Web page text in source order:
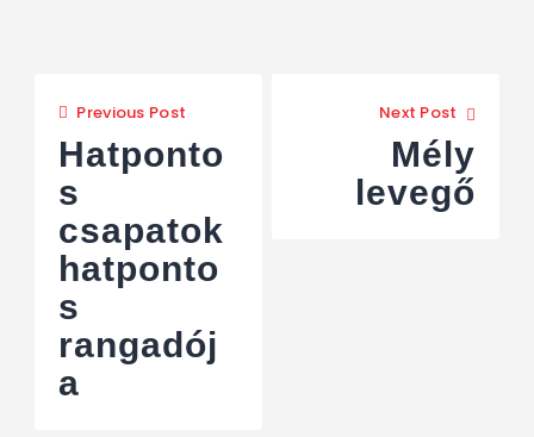
Previous Post
Hatponto
s
csapatok
hatponto
s
rangadój
a
Next Post
Mély
levegő